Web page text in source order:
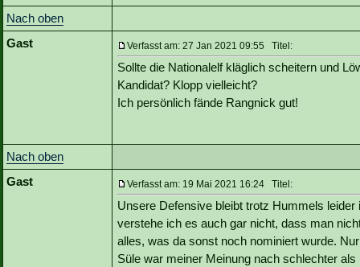
Nach oben
Gast
Verfasst am: 27 Jan 2021 09:55 Titel:
Sollte die Nationalelf kläglich scheitern und
Kandidat? Klopp vielleicht?
Ich persönlich fände Rangnick gut!
Nach oben
Gast
Verfasst am: 19 Mai 2021 16:24 Titel:
Unsere Defensive bleibt trotz Hummels
verstehe ich es auch gar nicht, dass man
alles, was da sonst noch nominiert wurde.
Süle war meiner Meinung nach schlechter